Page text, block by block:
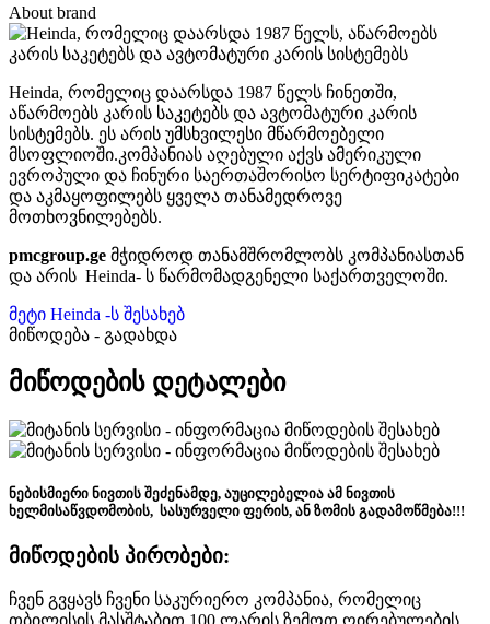
About brand
Heinda, რომელიც დაარსდა 1987 წელს ჩინეთში,
აწარმოებს კარის საკეტებს და ავტომატური კარის
სისტემებს. ეს არის უმსხვილესი მწარმოებელი
მსოფლიოში.კომპანიას აღებული აქვს ამერიკული
ევროპული და ჩინური საერთაშორისო სერტიფიკატები
და აკმაყოფილებს ყველა თანამედროვე
მოთხოვნილებებს.
pmcgroup.ge მჭიდროდ თანამშრომლობს კომპანიასთან
და არის Heinda- ს წარმომადგენელი საქართველოში.
მეტი Heinda -ს შესახებ
მიწოდება - გადახდა
მიწოდების დეტალები
ნებისმიერი ნივთის შეძენამდე, აუცილებელია ამ ნივთის
ხელმისაწვდომობის, სასურველი ფერის, ან ზომის გადამოწმება!!!
მიწოდების პირობები:
ჩვენ გვყავს ჩვენი საკურიერო კომპანია, რომელიც
თბილისის მასშტაბით 100 ლარის ზემოთ ღირებულების